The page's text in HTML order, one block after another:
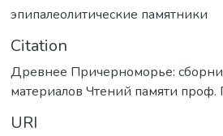
эпипалеолитические памятники
Citation
Древнее Причерноморье:
материалов Чтений памяти
URI